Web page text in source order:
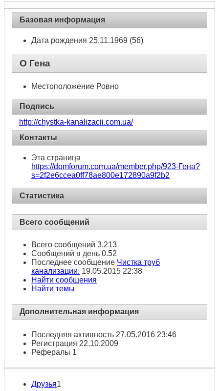
Базовая информация
Дата рождения 25.11.1969 (56)
О Гена
Местоположение Ровно
Подпись
http://chystka-kanalizacii.com.ua/
Контакты
Эта страница
https://domforum.com.ua/member.php/923-Гена?
s=2f2e6ccea0ff78ae800e172890a9f2b2
Статистика
Всего сообщений
Всего сообщений 3,213
Сообщений в день 0.52
Последнее сообщение Чистка труб
канализации. 19.05.2015 22:38
Найти сообщения
Найти темы
Дополнительная информация
Последняя активность 27.05.2016 23:46
Регистрация 22.10.2009
Рефералы 1
Друзья1